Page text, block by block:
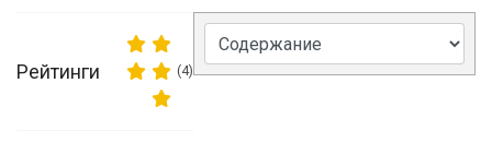
Рейтинги (4)